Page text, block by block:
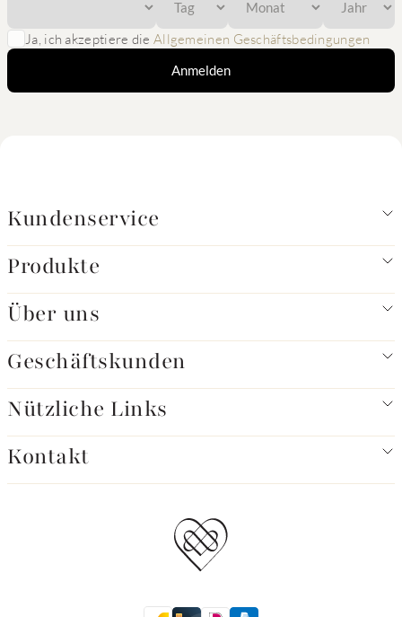
Ja, ich akzeptiere die Allgemeinen Geschäftsbedingungen
Anmelden
Kundenservice
Produkte
Über uns
Geschäftskunden
Nützliche Links
Kontakt